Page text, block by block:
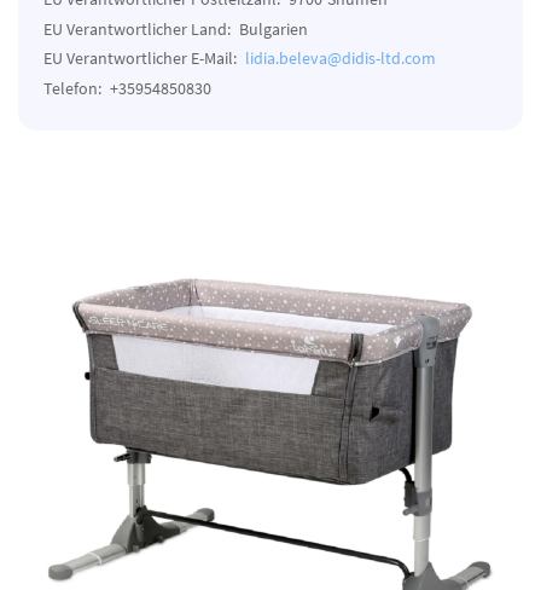
EU Verantwortlicher Land: Bulgarien
EU Verantwortlicher E-Mail: lidia.beleva@didis-ltd.com
Telefon: +35954850830